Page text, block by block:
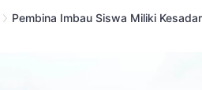
Pembina Imbau Siswa Miliki